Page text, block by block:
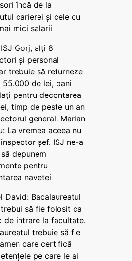
încă de la
carierei și cele cu
mici salarii
Gorj, alți 8
și personal
trebuie să returneze
55.000 de lei, bani
pentru decontarea
timp de peste un an
general, Marian
La vremea aceea nu
șef. ISJ ne-a
depunem
pentru
navetei
David: Bacalaureatul
trebui să fie folosit ca
de intrare la facultate.
trebuie să fie
care certifică
pe care le ai